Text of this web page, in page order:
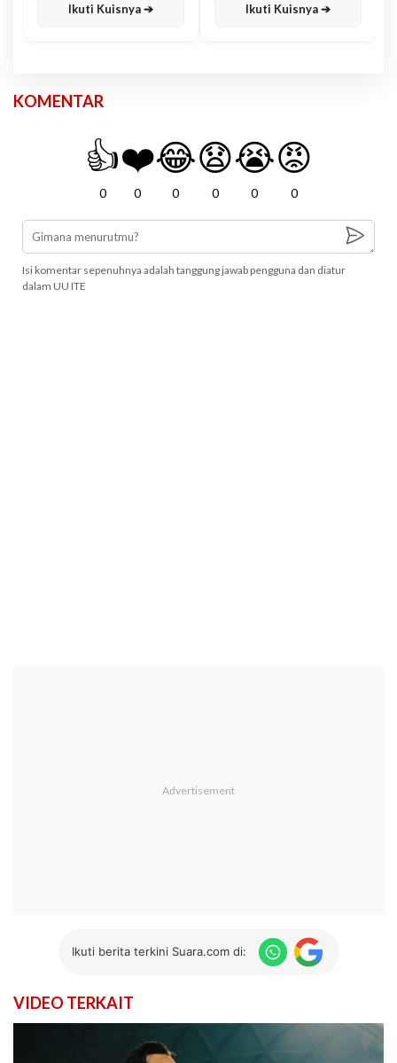
Ikuti Kuisnya ➔ Ikuti Kuisnya ➔
KOMENTAR
👍
0
❤️
0
😂
0
😧
0
😭
0
😡
0
Isi komentar sepenuhnya adalah tanggung jawab pengguna dan diatur
dalam UU ITE
Ikuti berita terkini Suara.com di:
VIDEO TERKAIT